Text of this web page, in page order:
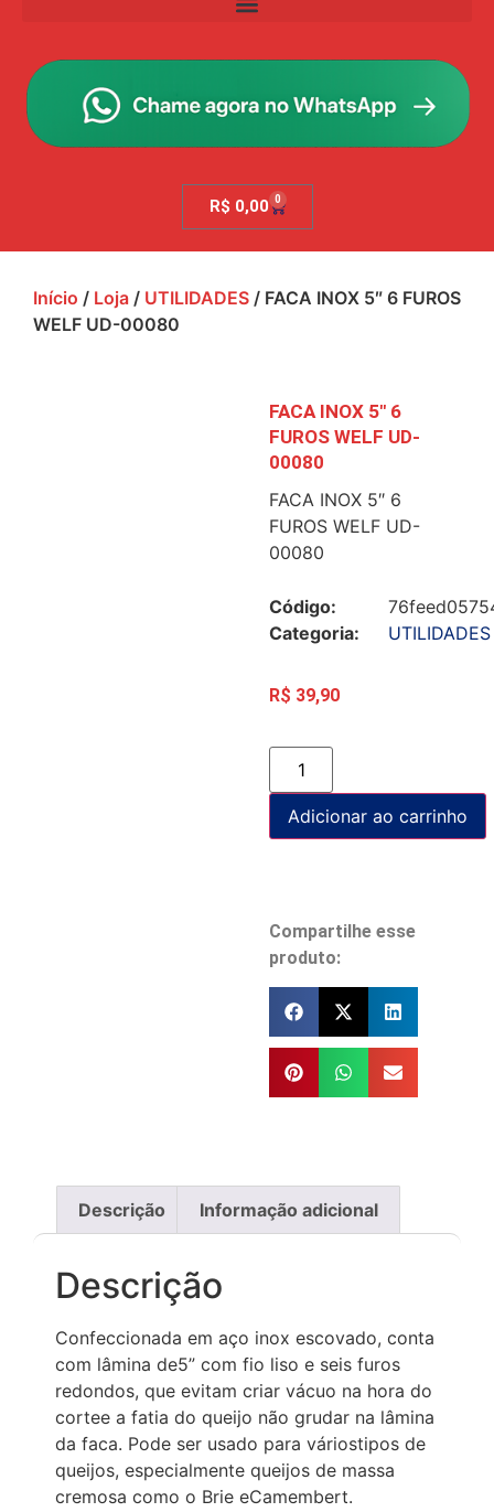
R$ 0,00 0
Início / Loja / UTILIDADES / FACA INOX 5″ 6 FUROS
WELF UD-00080
FACA INOX 5″ 6
FUROS WELF UD-
00080
FACA INOX 5″ 6
FUROS WELF UD-
00080
Código:
Categoria:
UTILIDADES
R$ 39,90
Adicionar ao carrinho
Compartilhe esse
produto:
Descrição Informação adicional
Descrição
Confeccionada em aço inox escovado, conta
com lâmina de5” com fio liso e seis furos
redondos, que evitam criar vácuo na hora do
cortee a fatia do queijo não grudar na lâmina
da faca. Pode ser usado para váriostipos de
queijos, especialmente queijos de massa
cremosa como o Brie eCamembert.